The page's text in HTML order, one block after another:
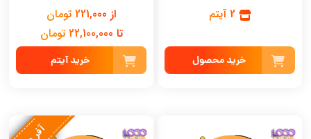
خرید محصول
از 221,000 تومان
تا 22,100,000 تومان
خرید آیتم